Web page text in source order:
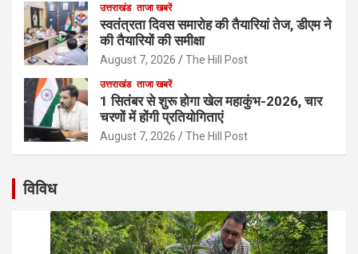
उत्तराखंड ताजा खबरें
स्वतंत्रता दिवस समारोह की तैयारियां तेज, डीएम ने
की तैयारियों की समीक्षा
August 7, 2026 The Hill Post
उत्तराखंड ताजा खबरें
1 सितंबर से शुरू होगा खेल महाकुंभ-2026, चार
चरणों में होंगी प्रतियोगिताएं
August 7, 2026 The Hill Post
विविध